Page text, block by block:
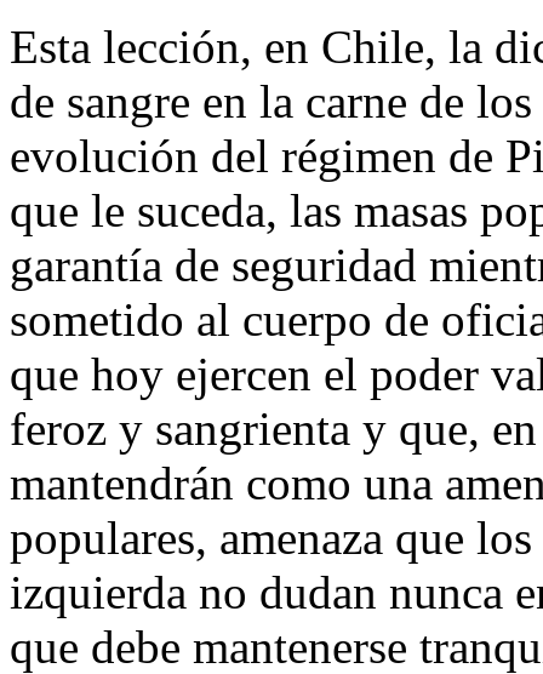
Esta lección, en Chile, la
de sangre en la carne de
evolución del régimen de
que le suceda, las masas
garantía de seguridad
sometido al cuerpo de
que hoy ejercen el poder
feroz y sangrienta y que,
mantendrán como una
populares, amenaza que
izquierda no dudan nunca
que debe mantenerse